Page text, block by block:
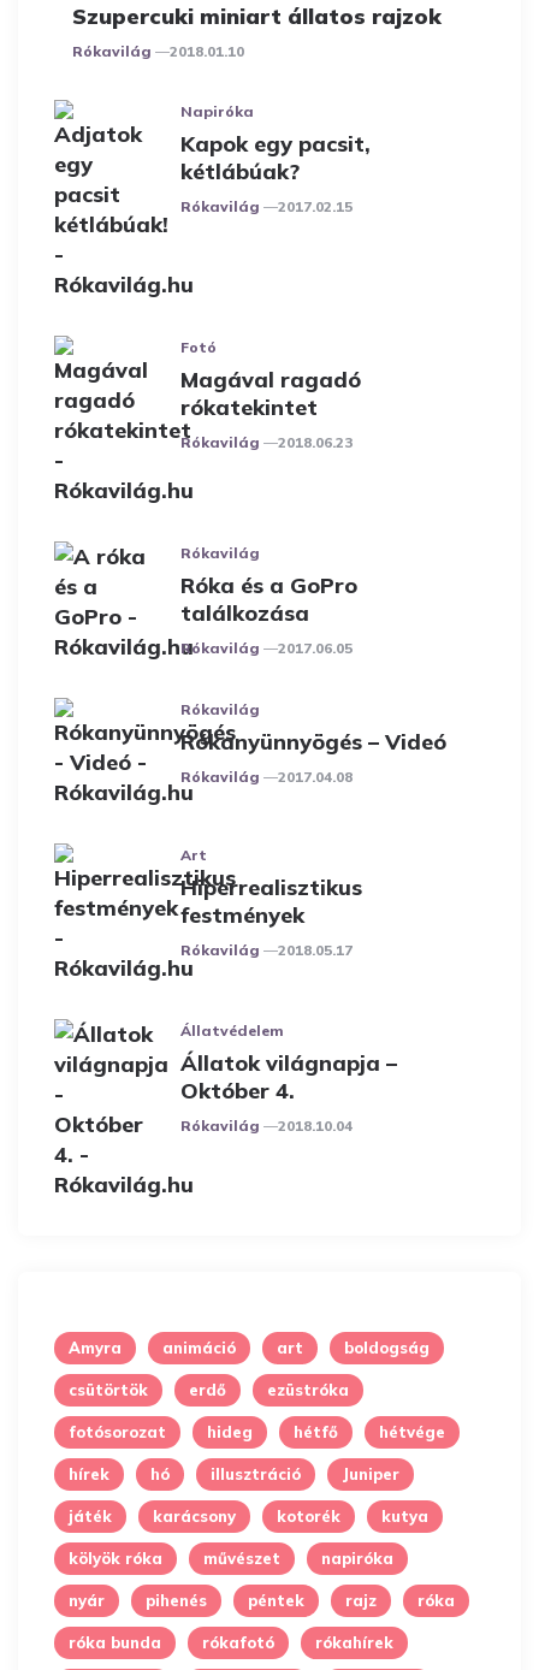
Szupercuki miniart állatos rajzok
Posted
Rókavilág 2018.01.10
Napiróka
Kapok egy pacsit,
kétlábúak?
Posted
Rókavilág 2017.02.15
Fotó
Magával ragadó
rókatekintet
Posted
Rókavilág 2018.06.23
Rókavilág
Róka és a GoPro
találkozása
Posted
Rókavilág 2017.06.05
Rókavilág
Rókanyünnyögés – Videó
Posted
Rókavilág 2017.04.08
Art
Hiperrealisztikus
festmények
Posted
Rókavilág 2018.05.17
Állatvédelem
Állatok világnapja –
Október 4.
Posted
Rókavilág 2018.10.04
Amyra animáció art boldogság
csütörtök erdő ezüstróka
fotósorozat hideg hétfő hétvége
hírek hó illusztráció Juniper
játék karácsony kotorék kutya
kölyök róka művészet napiróka
nyár pihenés péntek rajz róka
róka bunda rókafotó rókahírek